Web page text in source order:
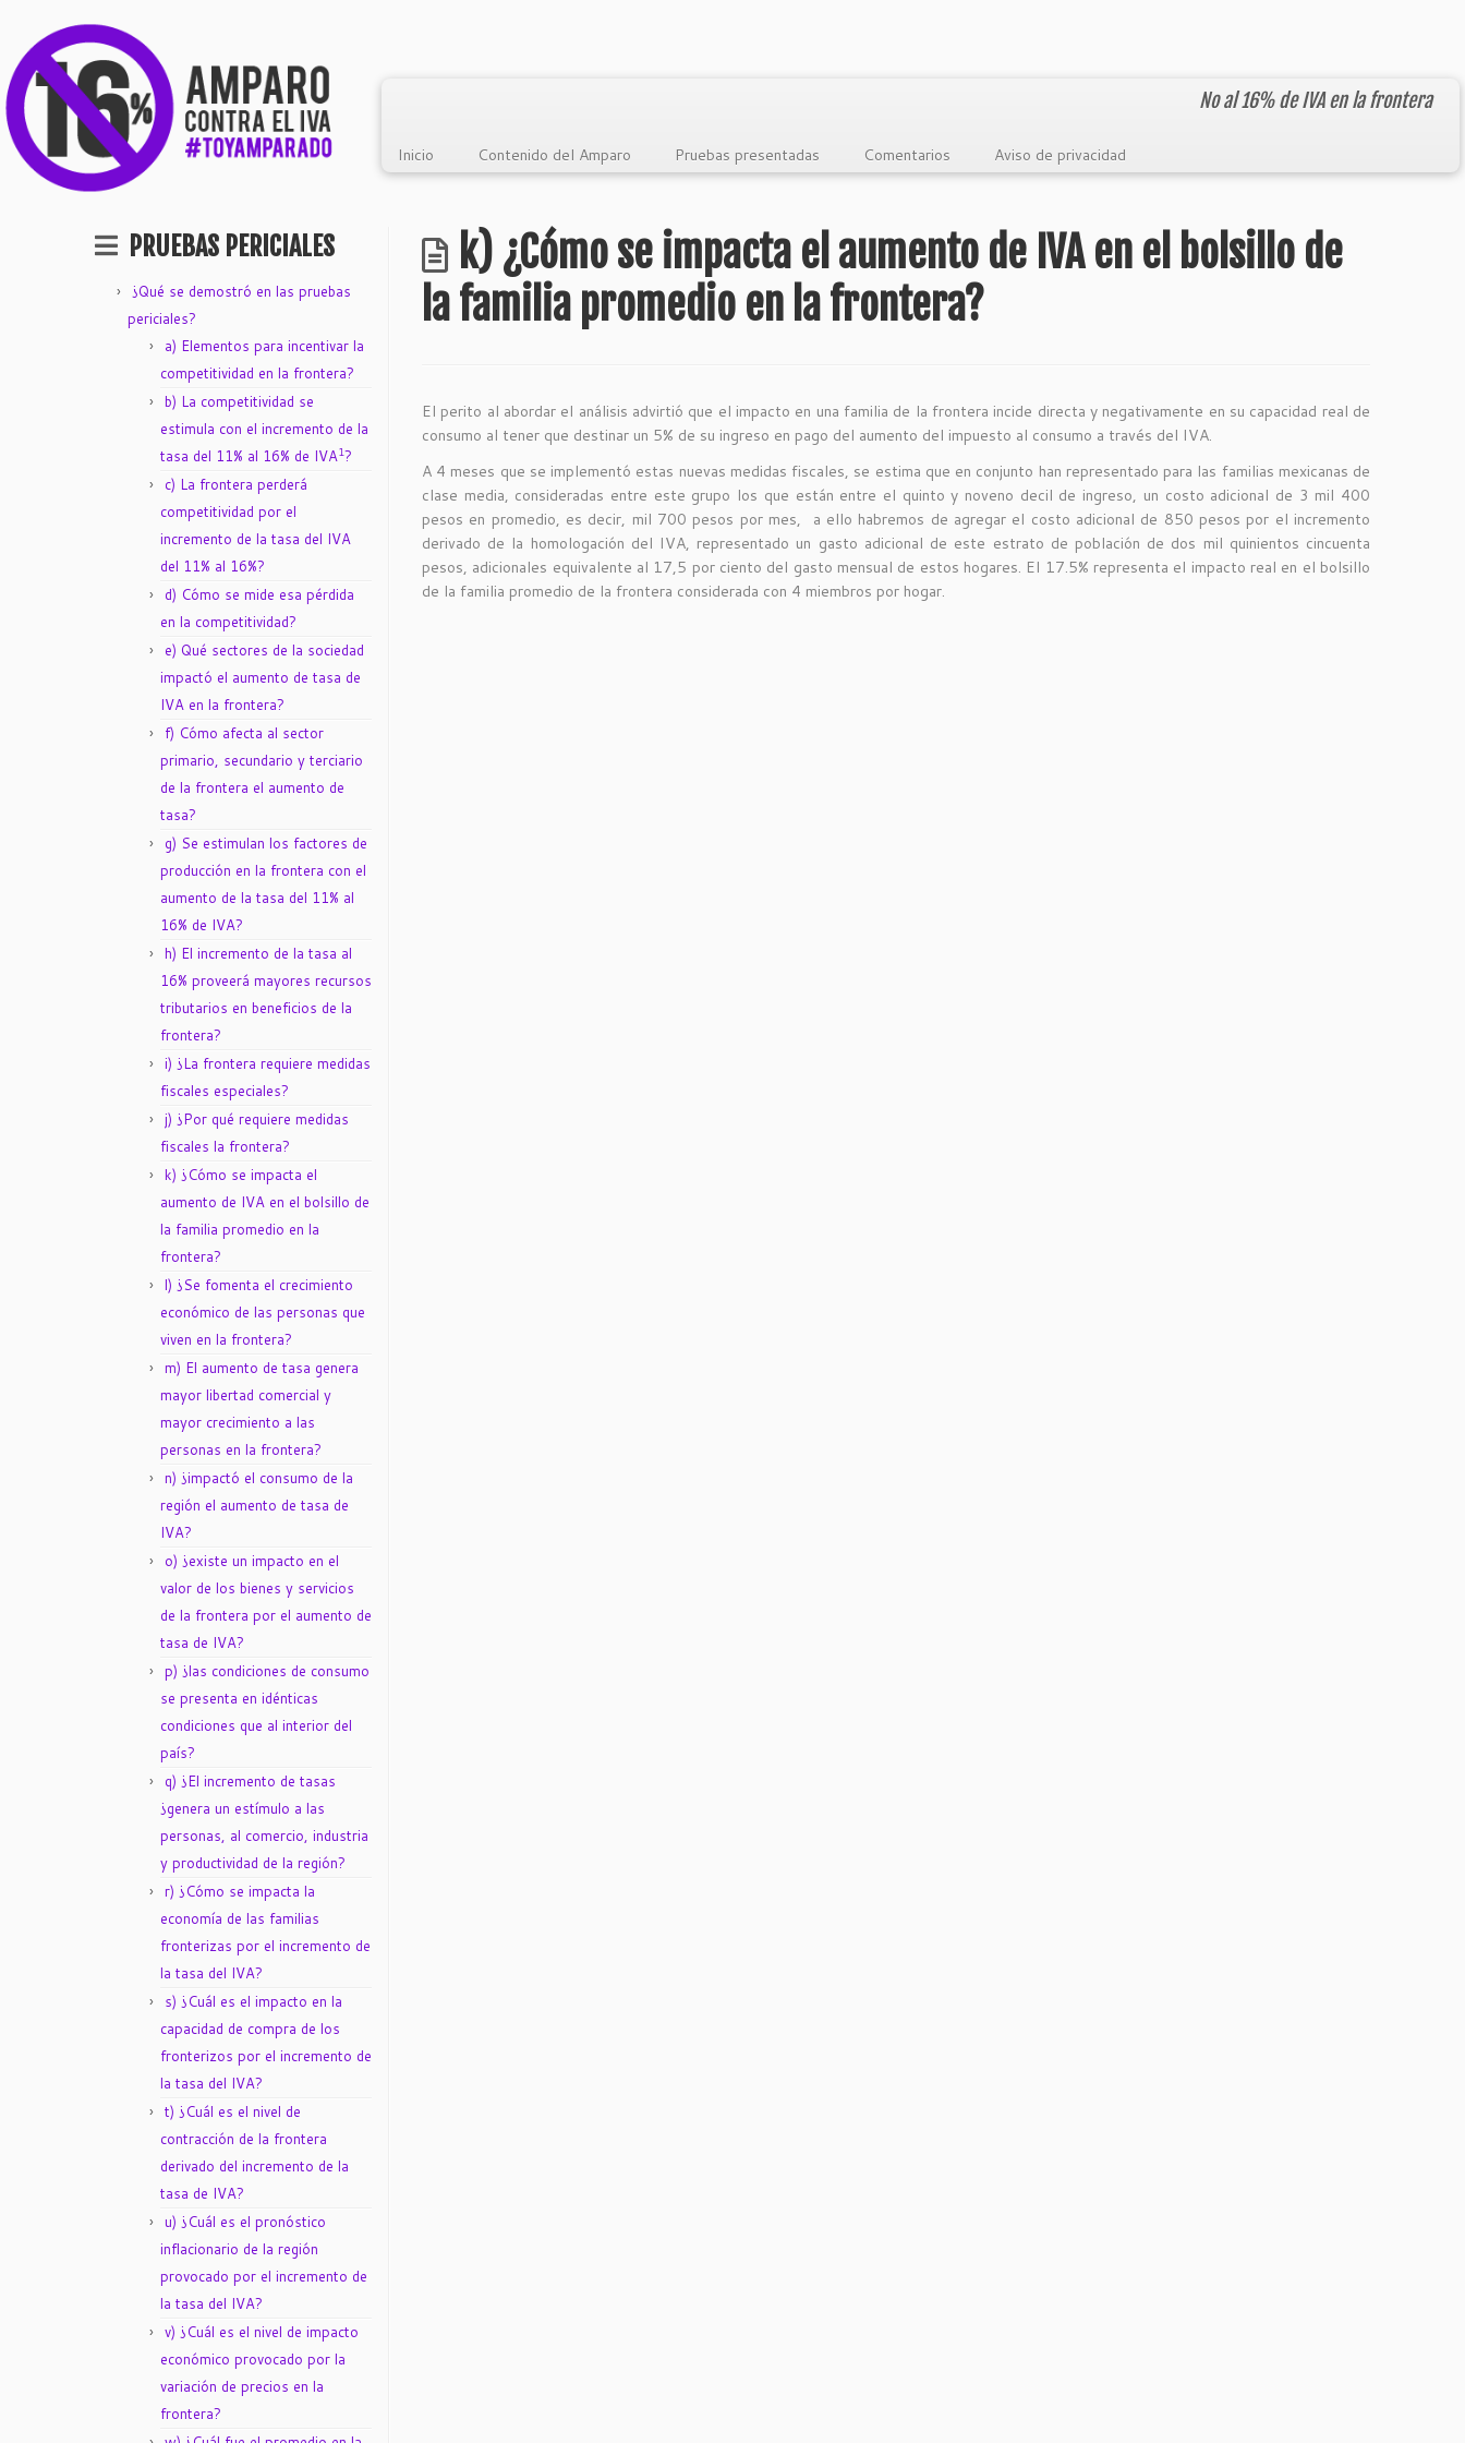
No al 16% de IVA en la frontera
Inicio Contenido del Amparo Pruebas presentadas Comentarios Aviso de privacidad
PRUEBAS PERICIALES
¿Qué se demostró en las pruebas
periciales?
a) Elementos para incentivar la
competitividad en la frontera?
b) La competitividad se
estimula con el incremento de la
tasa del 11% al 16% de IVA1?
c) La frontera perderá
competitividad por el
incremento de la tasa del IVA
del 11% al 16%?
d) Cómo se mide esa pérdida
en la competitividad?
e) Qué sectores de la sociedad
impactó el aumento de tasa de
IVA en la frontera?
f) Cómo afecta al sector
primario, secundario y terciario
de la frontera el aumento de
tasa?
g) Se estimulan los factores de
producción en la frontera con el
aumento de la tasa del 11% al
16% de IVA?
h) El incremento de la tasa al
16% proveerá mayores recursos
tributarios en beneficios de la
frontera?
i) ¿La frontera requiere medidas
fiscales especiales?
j) ¿Por qué requiere medidas
fiscales la frontera?
k) ¿Cómo se impacta el
aumento de IVA en el bolsillo de
la familia promedio en la
frontera?
l) ¿Se fomenta el crecimiento
económico de las personas que
viven en la frontera?
m) El aumento de tasa genera
mayor libertad comercial y
mayor crecimiento a las
personas en la frontera?
n) ¿impactó el consumo de la
región el aumento de tasa de
IVA?
o) ¿existe un impacto en el
valor de los bienes y servicios
de la frontera por el aumento de
tasa de IVA?
p) ¿las condiciones de consumo
se presenta en idénticas
condiciones que al interior del
país?
q) ¿El incremento de tasas
¿genera un estímulo a las
personas, al comercio, industria
y productividad de la región?
r) ¿Cómo se impacta la
economía de las familias
fronterizas por el incremento de
la tasa del IVA?
s) ¿Cuál es el impacto en la
capacidad de compra de los
fronterizos por el incremento de
la tasa del IVA?
t) ¿Cuál es el nivel de
contracción de la frontera
derivado del incremento de la
tasa de IVA?
u) ¿Cuál es el pronóstico
inflacionario de la región
provocado por el incremento de
la tasa del IVA?
v) ¿Cuál es el nivel de impacto
económico provocado por la
variación de precios en la
frontera?
k) ¿Cómo se impacta el aumento de IVA en el bolsillo de
la familia promedio en la frontera?
El perito al abordar el análisis advirtió que el impacto en una familia de la frontera incide directa y negativamente en su capacidad real de
consumo al tener que destinar un 5% de su ingreso en pago del aumento del impuesto al consumo a través del IVA.
A 4 meses que se implementó estas nuevas medidas fiscales, se estima que en conjunto han representado para las familias mexicanas de
clase media, consideradas entre este grupo los que están entre el quinto y noveno decil de ingreso, un costo adicional de 3 mil 400
pesos en promedio, es decir, mil 700 pesos por mes, a ello habremos de agregar el costo adicional de 850 pesos por el incremento
derivado de la homologación del IVA, representado un gasto adicional de este estrato de población de dos mil quinientos cincuenta
pesos, adicionales equivalente al 17,5 por ciento del gasto mensual de estos hogares. El 17.5% representa el impacto real en el bolsillo
de la familia promedio de la frontera considerada con 4 miembros por hogar.